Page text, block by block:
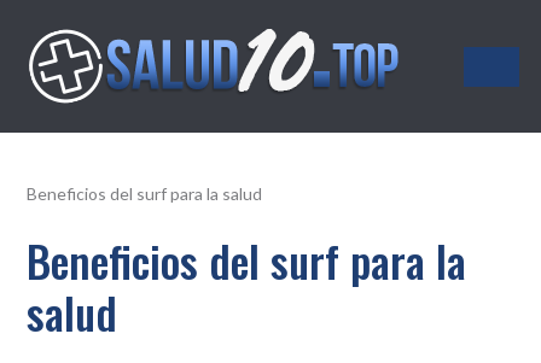
Salud10.top
Beneficios del surf para la salud
Beneficios del surf para la
salud